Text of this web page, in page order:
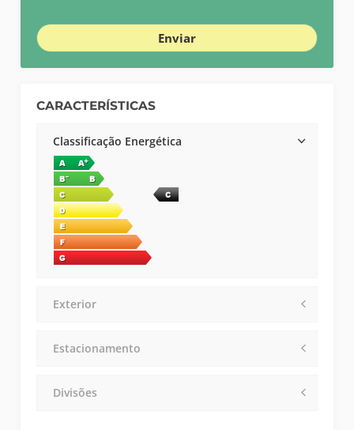
Enviar
CARACTERÍSTICAS
Classificação Energética
Exterior
Estacionamento
Divisões